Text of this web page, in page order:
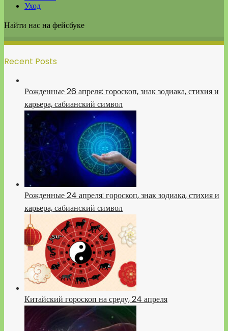
Уход
Найти нас на фейсбуке
Recent Posts
Рожденные 26 апреля: гороскоп, знак зодиака, стихия и
карьера, сабианский символ
Рожденные 24 апреля: гороскоп, знак зодиака, стихия и
карьера, сабианский символ
Китайский гороскоп на среду, 24 апреля